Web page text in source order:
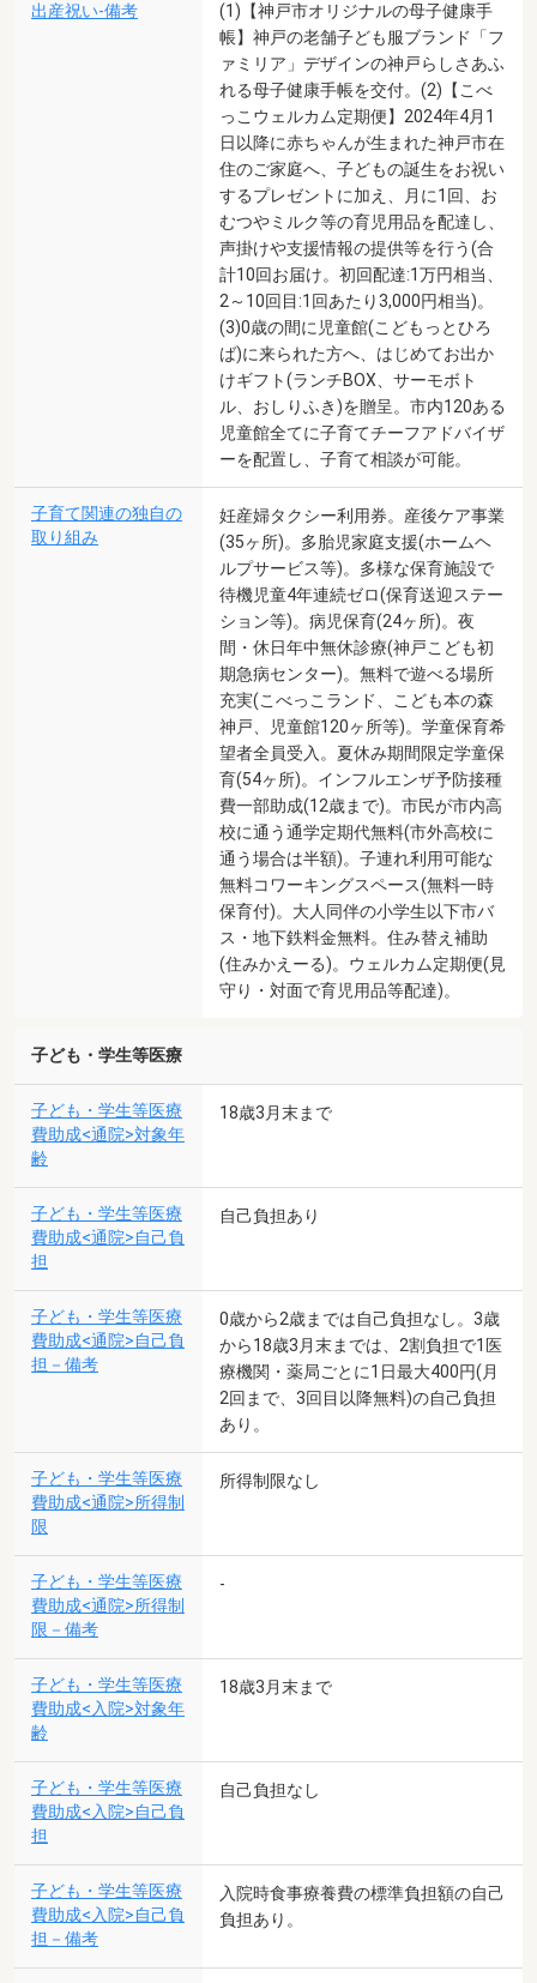
出産祝い-備考
(1)【神戸市オリジナルの母子健康手
帳】神戸の老舗子ども服ブランド「フ
ァミリア」デザインの神戸らしさあふ
れる母子健康手帳を交付。(2)【こべ
っこウェルカム定期便】2024年4月1
日以降に赤ちゃんが生まれた神戸市在
住のご家庭へ、子どもの誕生をお祝い
するプレゼントに加え、月に1回、お
むつやミルク等の育児用品を配達し、
声掛けや支援情報の提供等を行う(合
計10回お届け。初回配達:1万円相当、
2～10回目:1回あたり3,000円相当)。
(3)0歳の間に児童館(こどもっとひろ
ば)に来られた方へ、はじめてお出か
けギフト(ランチBOX、サーモボト
ル、おしりふき)を贈呈。市内120ある
児童館全てに子育てチーフアドバイザ
ーを配置し、子育て相談が可能。
子育て関連の独自の
取り組み
妊産婦タクシー利用券。産後ケア事業
(35ヶ所)。多胎児家庭支援(ホームヘ
ルプサービス等)。多様な保育施設で
待機児童4年連続ゼロ(保育送迎ステー
ション等)。病児保育(24ヶ所)。夜
間・休日年中無休診療(神戸こども初
期急病センター)。無料で遊べる場所
充実(こべっこランド、こども本の森
神戸、児童館120ヶ所等)。学童保育希
望者全員受入。夏休み期間限定学童保
育(54ヶ所)。インフルエンザ予防接種
費一部助成(12歳まで)。市民が市内高
校に通う通学定期代無料(市外高校に
通う場合は半額)。子連れ利用可能な
無料コワーキングスペース(無料一時
保育付)。大人同伴の小学生以下市バ
ス・地下鉄料金無料。住み替え補助
(住みかえーる)。ウェルカム定期便(見
守り・対面で育児用品等配達)。
子ども・学生等医療
子ども・学生等医療
費助成<通院>対象年
齢
18歳3月末まで
子ども・学生等医療
費助成<通院>自己負
担
自己負担あり
子ども・学生等医療
費助成<通院>自己負
担－備考
0歳から2歳までは自己負担なし。3歳
から18歳3月末までは、2割負担で1医
療機関・薬局ごとに1日最大400円(月
2回まで、3回目以降無料)の自己負担
あり。
子ども・学生等医療
費助成<通院>所得制
限
所得制限なし
子ども・学生等医療
費助成<通院>所得制
限－備考
-
子ども・学生等医療
費助成<入院>対象年
齢
18歳3月末まで
子ども・学生等医療
費助成<入院>自己負
担
自己負担なし
子ども・学生等医療
費助成<入院>自己負
担－備考
入院時食事療養費の標準負担額の自己
負担あり。